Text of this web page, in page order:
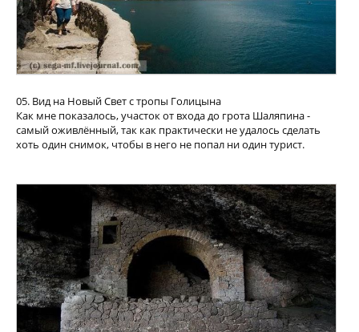
05. Вид на Новый Свет с тропы Голицына
Как мне показалось, участок от входа до грота Шаляпина -
самый оживлённый, так как практически не удалось сделать
хоть один снимок, чтобы в него не попал ни один турист.